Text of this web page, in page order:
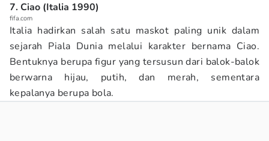
7. Ciao (Italia 1990)
fifa.com
Italia hadirkan salah satu maskot paling unik dalam
sejarah Piala Dunia melalui karakter bernama Ciao.
Bentuknya berupa figur yang tersusun dari balok-balok
berwarna hijau, putih, dan merah, sementara
kepalanya berupa bola.